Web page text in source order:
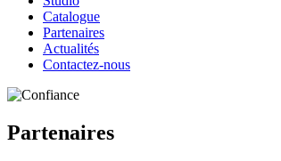
Catalogue
Partenaires
Actualités
Contactez-nous
Partenaires